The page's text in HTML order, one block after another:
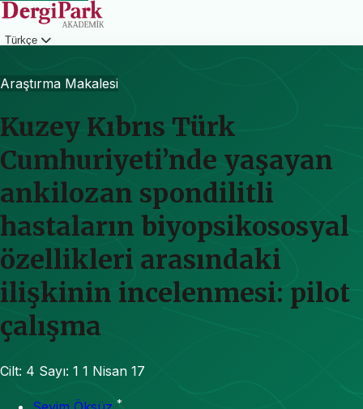
Türkçe
Araştırma Makalesi
Kuzey Kıbrıs Türk
Cumhuriyeti’nde yaşayan
ankilozan spondilitli
hastaların biyopsikososyal
özellikleri arasındaki
ilişkinin incelenmesi: pilot
çalışma
Cilt: 4 Sayı: 1 1 Nisan 17
*